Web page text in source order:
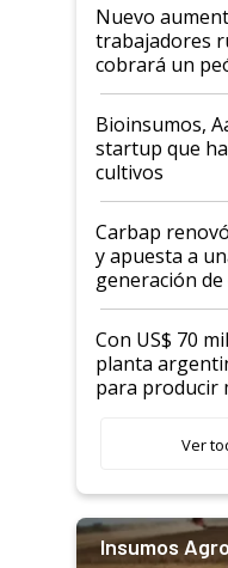
Nuevo
trabajadores
cobrará un
Bioinsumos,
startup que
cultivos
Carbap
y apuesta a
generación
rurales
Con US$ 70
planta
para producir
Ver
Insumos